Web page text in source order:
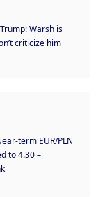
Warsh is
criticize him
term EUR/PLN
to 4.30 –